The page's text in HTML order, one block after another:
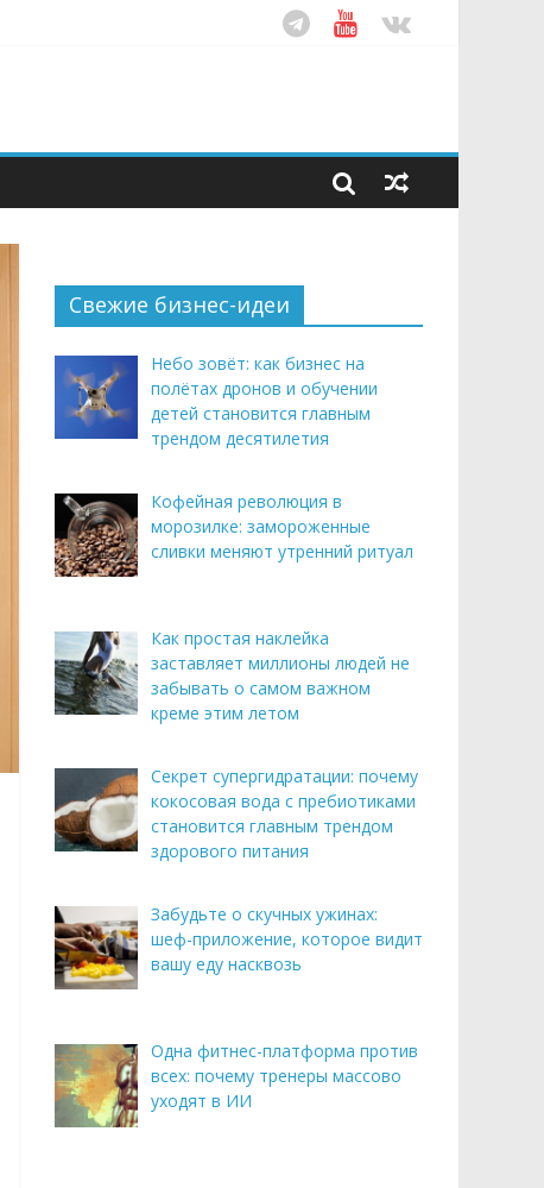
Свежие бизнес-идеи
Небо зовёт: как бизнес на
полётах дронов и обучении
детей становится главным
трендом десятилетия
Кофейная революция в
морозилке: замороженные
сливки меняют утренний ритуал
Как простая наклейка
заставляет миллионы людей не
забывать о самом важном
креме этим летом
Секрет супергидратации: почему
кокосовая вода с пребиотиками
становится главным трендом
здорового питания
Забудьте о скучных ужинах:
шеф-приложение, которое видит
вашу еду насквозь
Одна фитнес-платформа против
всех: почему тренеры массово
уходят в ИИ